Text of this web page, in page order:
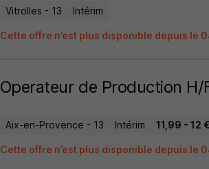
Vitrolles - 13 Intérim
Cette offre n’est plus disponible depuis le
Operateur de Production H/
Aix-en-Provence - 13 Intérim 11,99 - 12
Cette offre n’est plus disponible depuis le